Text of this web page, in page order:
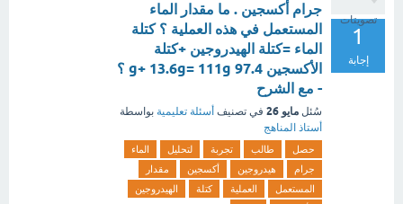
تصويتات
1
إجابة
جرام أكسجين . ما مقدار الماء
المستعمل في هذه العملية ؟ كتلة
الماء =كتلة الهيدروجين +كتلة
الأكسجين 97.4 g+ 13.6g= 111g ؟
- مع الشرح
سُئل مايو 26 في تصنيف أسئلة تعليمية بواسطة
أستاذ المناهج
حصل طالب تجربة لتحليل
الماء
جرام
هيدروجين أكسجين
مقدار
المستعمل
العملية كتلة
الهيدروجين